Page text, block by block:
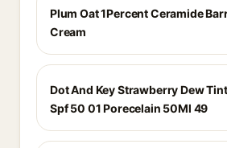
Plum Oat 1Percent Ceramide
Cream
Dot And Key Strawberry Dew
Spf 50 01 Porecelain 50Ml 49